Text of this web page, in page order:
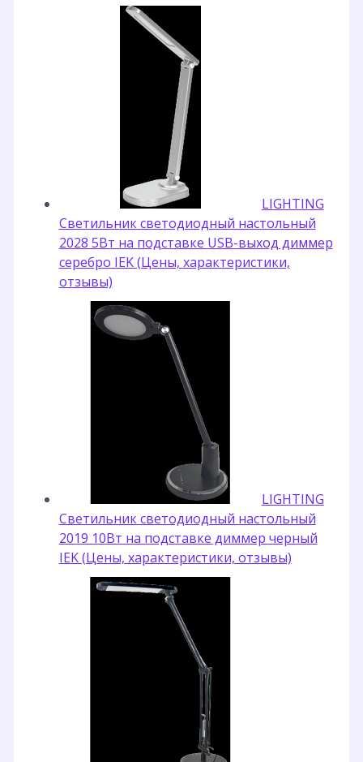
LIGHTING
Светильник светодиодный настольный
2028 5Вт на подставке USB-выход диммер
серебро IEK (Цены, характеристики,
отзывы)
LIGHTING
Светильник светодиодный настольный
2019 10Вт на подставке диммер черный
IEK (Цены, характеристики, отзывы)